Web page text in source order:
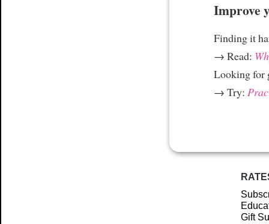
Improve
Finding it
→ Read:
Looking for
→ Try:
Gift